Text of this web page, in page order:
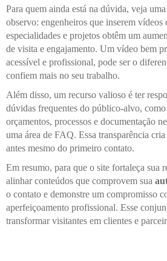
Para quem ainda está na dúvida, veja
observo: engenheiros que inserem vídeos
especialidades e projetos obtêm um
de visita e engajamento. Um vídeo bem
acessível e profissional, pode ser o
confiem mais no seu trabalho.
Além disso, um recurso valioso é ter
dúvidas frequentes do público-alvo, como
orçamentos, processos e documentação
uma área de FAQ. Essa transparência
antes mesmo do primeiro contato.
Em resumo, para que o site fortaleça sua
alinhar conteúdos que comprovem sua
o contato e demonstre um compromisso
aperfeiçoamento profissional. Esse
transformar visitantes em clientes e